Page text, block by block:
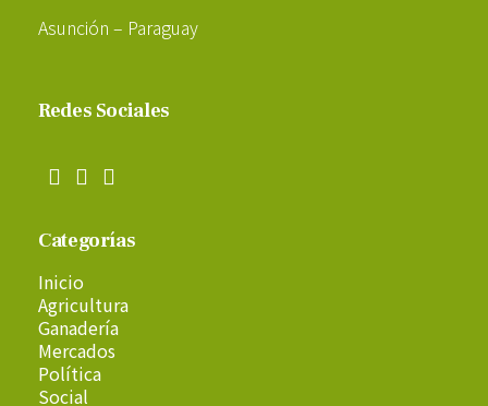
Asunción – Paraguay
Redes Sociales
Categorías
Inicio
Agricultura
Ganadería
Mercados
Política
Social